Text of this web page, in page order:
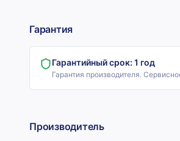
Гарантия
Гарантийный срок: 1 год
Гарантия производителя.
Производитель